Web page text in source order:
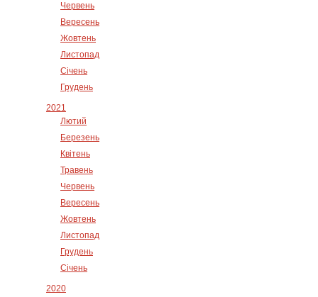
Червень
Вересень
Жовтень
Листопад
Січень
Грудень
2021
Лютий
Березень
Квітень
Травень
Червень
Вересень
Жовтень
Листопад
Грудень
Січень
2020